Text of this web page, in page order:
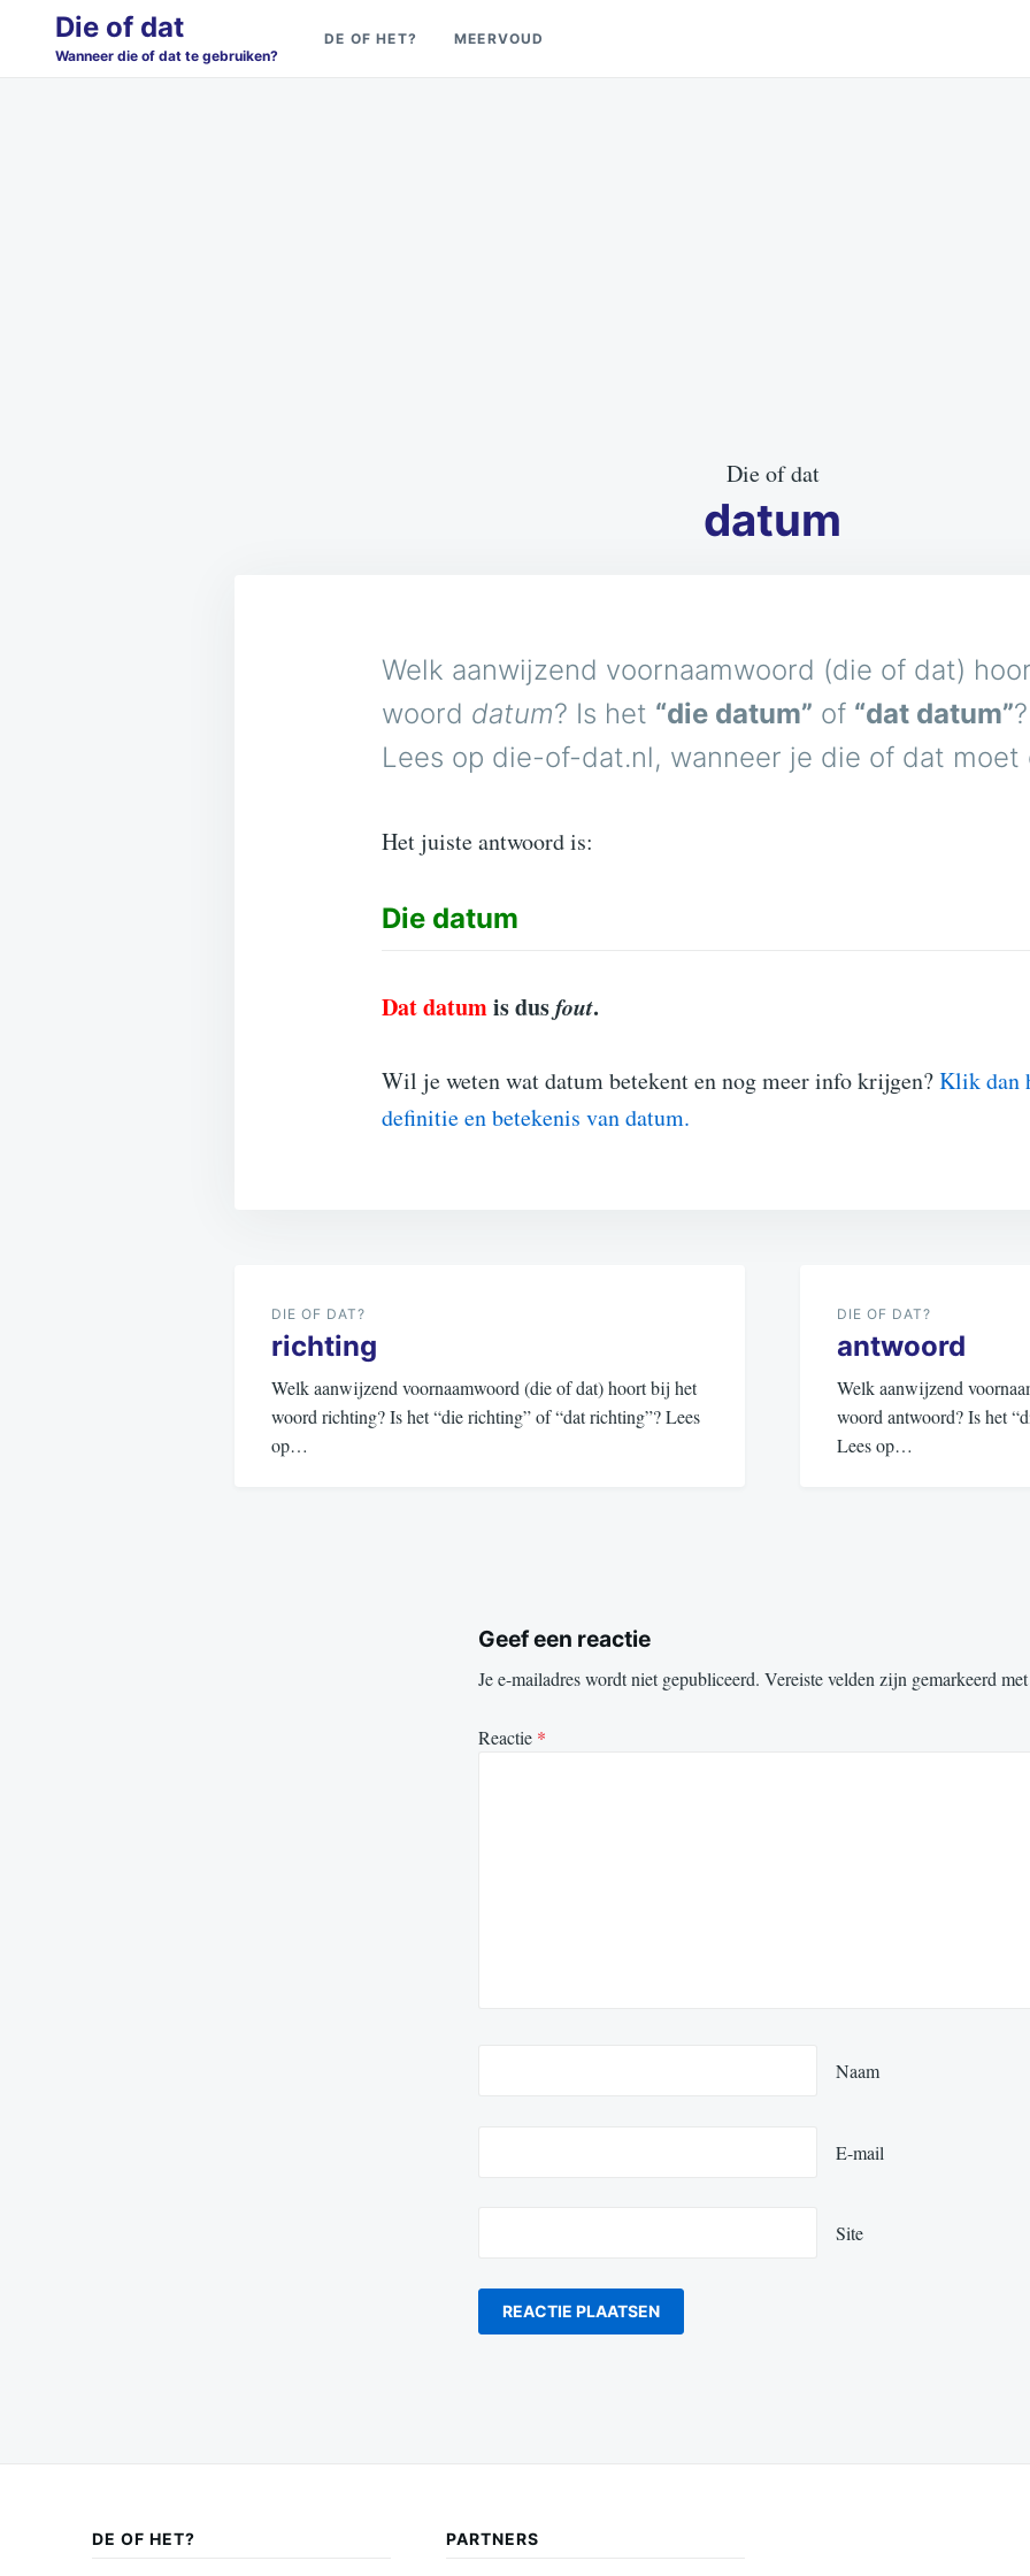
Search
for:
Die of dat
Wanneer die of dat te gebruiken?
DE OF HET? MEERVOUD
Die of dat
datum
Welk aanwijzend voornaamwoord (die of dat)
woord datum? Is het “die datum” of “dat datum”?
Lees op die-of-dat.nl, wanneer je die of dat moet
Het juiste antwoord is:
Die datum
Dat datumis dusfout.
Wil je weten wat datum betekent en nog meer info krijgen?Klik dan
definitie en betekenis van datum.
navigatie
DIE OF DAT?
richting
Welk aanwijzend voornaamwoord (die of dat) hoort bij het
woord richting? Is het “die richting” of “dat richting”? Lees
op…
DIE OF DAT?
antwoord
Welk aanwijzend
woord antwoord? Is het
Lees op…
Geef een reactie
Je e-mailadres wordt niet gepubliceerd. Vereiste velden zijn gemarkeerd
Reactie *
Naam
E-mail
Site
DE OF HET? PARTNERS